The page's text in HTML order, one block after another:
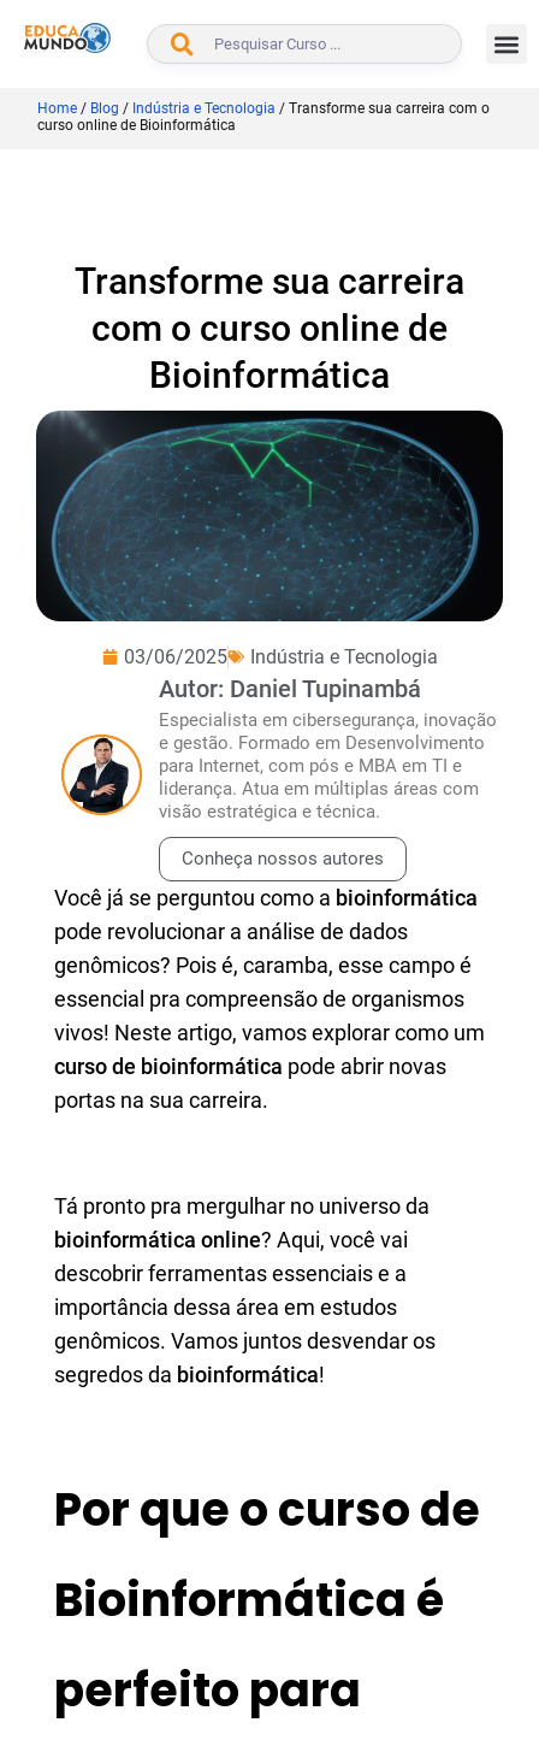
BUSCAR
Home / Blog / Indústria e Tecnologia / Transforme sua carreira com o
curso online de Bioinformática
Transforme sua carreira
com o curso online de
Bioinformática
03/06/2025 Indústria e Tecnologia
Autor: Daniel Tupinambá
Especialista em cibersegurança, inovação
e gestão. Formado em Desenvolvimento
para Internet, com pós e MBA em TI e
liderança. Atua em múltiplas áreas com
visão estratégica e técnica.
Conheça nossos autores
Você já se perguntou como a bioinformática
pode revolucionar a análise de dados
genômicos? Pois é, caramba, esse campo é
essencial pra compreensão de organismos
vivos! Neste artigo, vamos explorar como um
curso de bioinformática pode abrir novas
portas na sua carreira.
Tá pronto pra mergulhar no universo da
bioinformática online? Aqui, você vai
descobrir ferramentas essenciais e a
importância dessa área em estudos
genômicos. Vamos juntos desvendar os
segredos da bioinformática!
Por que o curso de
Bioinformática é
perfeito para